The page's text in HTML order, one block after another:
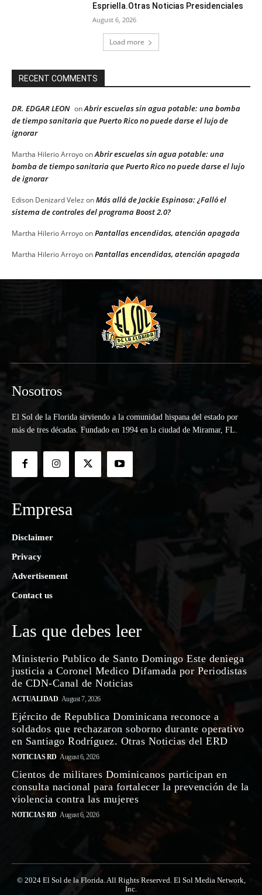
Espriella.Otras Noticias Presidenciales
August 6, 2026
Load more
RECENT COMMENTS
DR. EDGAR LEON onAbrir escuelas sin agua potable: una bomba
de tiempo sanitaria que Puerto Rico no puede darse el lujo de
ignorar
Martha Hilerio ArroyoonAbrir escuelas sin agua potable: una
bomba de tiempo sanitaria que Puerto Rico no puede darse el lujo
de ignorar
Edison Denizard Velez onMás allá de Jackie Espinosa: ¿Falló el
sistema de controles del programa Boost 2.0?
Martha Hilerio ArroyoonPantallas encendidas, atención apagada
Martha Hilerio ArroyoonPantallas encendidas, atención apagada
Nosotros
El Sol de la Florida sirviendo a la comunidad hispana del estado por
más de tres décadas. Fundado en 1994 en la ciudad de Miramar, FL.
Empresa
Disclaimer
Privacy
Advertisement
Contact us
Las que debes leer
Ministerio Publico de Santo Domingo Este deniega
justicia a Coronel Medico Difamada por Periodistas
de CDN-Canal de Noticias
ACTUALIDAD August 7, 2026
Ejército de Republica Dominicana reconoce a
soldados que rechazaron soborno durante operativo
en Santiago Rodríguez. Otras Noticias del ERD
NOTICIAS RD August 6, 2026
Cientos de militares Dominicanos participan en
consulta nacional para fortalecer la prevención de la
violencia contra las mujeres
NOTICIAS RD August 6, 2026
© 2024 El Sol de la Florida. All Rights Reserved. El Sol Media Network,
Inc.